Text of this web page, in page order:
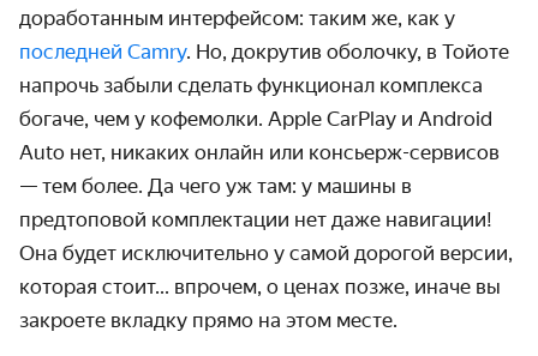
доработанным интерфейсом: таким же, как у
последней Camry. Но, докрутив оболочку, в Тойоте
напрочь забыли сделать функционал комплекса
богаче, чем у кофемолки. Apple CarPlay и Android
Auto нет, никаких онлайн или консьерж-сервисов
— тем более. Да чего уж там: у машины в
предтоповой комплектации нет даже навигации!
Она будет исключительно у самой дорогой версии,
которая стоит... впрочем, о ценах позже, иначе вы
закроете вкладку прямо на этом месте.